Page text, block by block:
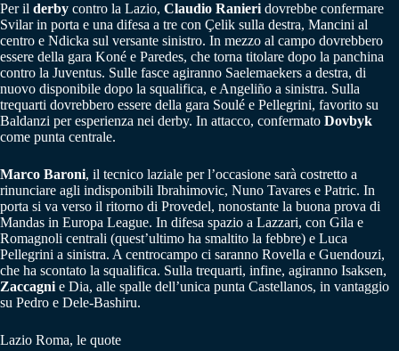
Per il derby contro la Lazio, Claudio Ranieri dovrebbe confermare
Svilar in porta e una difesa a tre con Çelik sulla destra, Mancini al
centro e Ndicka sul versante sinistro. In mezzo al campo dovrebbero
essere della gara Koné e Paredes, che torna titolare dopo la panchina
contro la Juventus. Sulle fasce agiranno Saelemaekers a destra, di
nuovo disponibile dopo la squalifica, e Angeliño a sinistra. Sulla
trequarti dovrebbero essere della gara Soulé e Pellegrini, favorito su
Baldanzi per esperienza nei derby. In attacco, confermato Dovbyk
come punta centrale.
Marco Baroni, il tecnico laziale per l’occasione sarà costretto a
rinunciare agli indisponibili Ibrahimovic, Nuno Tavares e Patric. In
porta si va verso il ritorno di Provedel, nonostante la buona prova di
Mandas in Europa League. In difesa spazio a Lazzari, con Gila e
Romagnoli centrali (quest’ultimo ha smaltito la febbre) e Luca
Pellegrini a sinistra. A centrocampo ci saranno Rovella e Guendouzi,
che ha scontato la squalifica. Sulla trequarti, infine, agiranno Isaksen,
Zaccagni e Dia, alle spalle dell’unica punta Castellanos, in vantaggio
su Pedro e Dele-Bashiru.
Lazio Roma, le quote